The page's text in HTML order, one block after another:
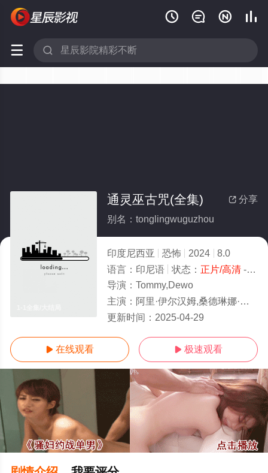
   
 
 分享
通灵巫古咒(全集)
别名：tonglingwuguzhou
印度尼西亚 恐怖 2024
8.0
语言： 印尼语 状态： 正片/高清- 免费在线观看
导演： Tommy,Dewo
主演： 阿里·伊尔汉姆,桑德琳娜·米歇尔,Christian,Sugiono
更新时间： 2025-04-29
 在线观看  极速观看